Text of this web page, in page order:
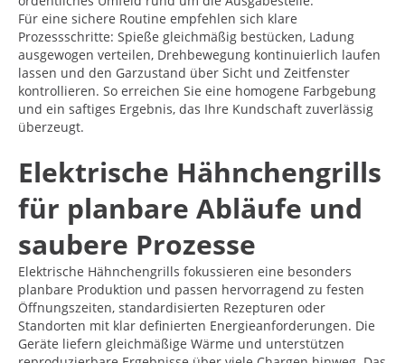
Für eine sichere Routine empfehlen sich klare
Prozessschritte: Spieße gleichmäßig bestücken, Ladung
ausgewogen verteilen, Drehbewegung kontinuierlich laufen
lassen und den Garzustand über Sicht und Zeitfenster
kontrollieren. So erreichen Sie eine homogene Farbgebung
und ein saftiges Ergebnis, das Ihre Kundschaft zuverlässig
überzeugt.
Elektrische Hähnchengrills
für planbare Abläufe und
saubere Prozesse
Elektrische Hähnchengrills fokussieren eine besonders
planbare Produktion und passen hervorragend zu festen
Öffnungszeiten, standardisierten Rezepturen oder
Standorten mit klar definierten Energieanforderungen. Die
Geräte liefern gleichmäßige Wärme und unterstützen